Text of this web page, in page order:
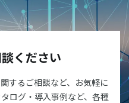
ください
するご相談など、お気軽に
ログ・導入事例など、各種